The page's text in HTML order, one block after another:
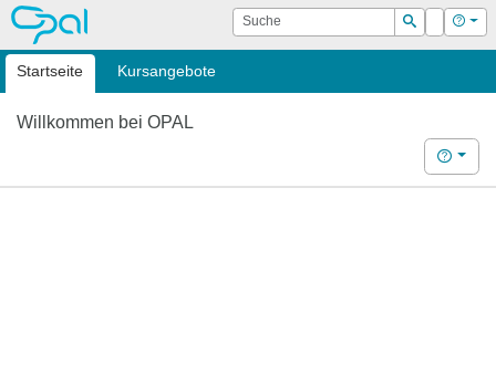
OPAL Suche
Suchen
Login Hilfe
Startseite Kursangebote
Willkommen bei OPAL
Hilfe